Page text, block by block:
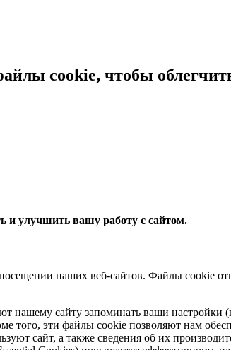
cookie, чтобы
и улучшить вашу работу с сайтом.
наших веб-сайтов. Файлы cookie
нашему сайту запоминать ваши
эти файлы cookie позволяют нам
сайт, а также сведения об их